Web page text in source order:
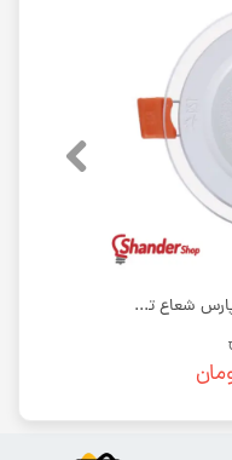
چراغ گلاریس 7 وات دایره ای پارس شعاع توس | بسته 100 عددی